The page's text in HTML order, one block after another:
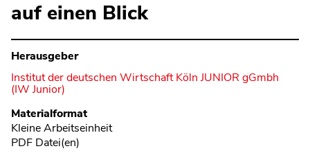
auf einen Blick
Herausgeber
Institut der deutschen Wirtschaft Köln JUNIOR gGmbh
(IW Junior)
Metadaten
Materialformat
Kleine Arbeitseinheit
PDF Datei(en)